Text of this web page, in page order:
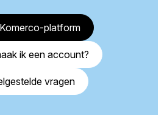
platform
ik een account?
vragen